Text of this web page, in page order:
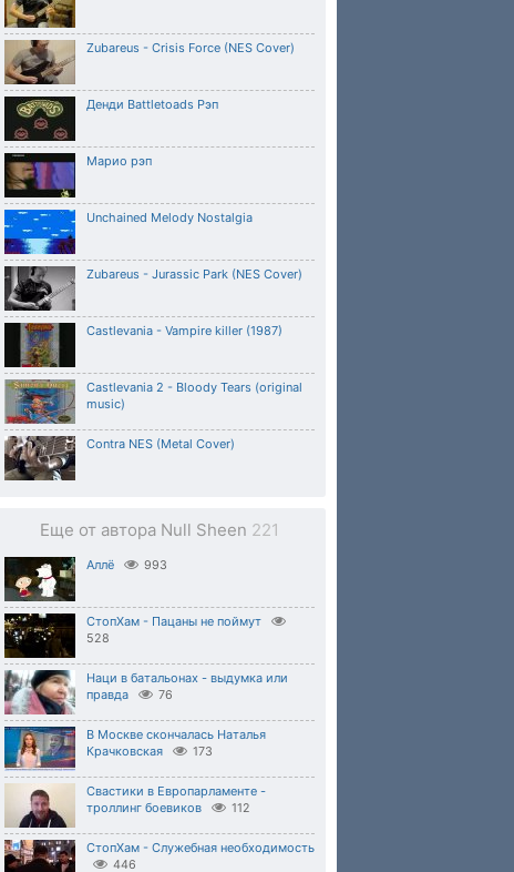
Zubareus - Crisis Force (NES Cover)
Денди Battletoads Рэп
Марио рэп
Unchained Melody Nostalgia
Zubareus - Jurassic Park (NES Cover)
Castlevania - Vampire killer (1987)
Castlevania 2 - Bloody Tears (original
music)
Contra NES (Metal Cover)
Еще от автора Null Sheen 221
Аллё 993
СтопХам - Пацаны не поймут
528
Наци в батальонах - выдумка или
правда
76
В Москве скончалась Наталья
Крачковская
173
Свастики в Европарламенте -
троллинг боевиков
112
СтопХам - Служебная необходимость
446